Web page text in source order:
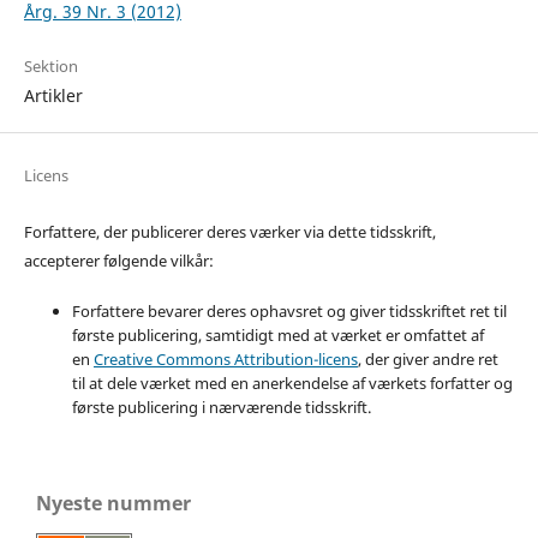
Årg. 39 Nr. 3 (2012)
Sektion
Artikler
Licens
Forfattere, der publicerer deres værker via dette tidsskrift,
accepterer følgende vilkår:
Forfattere bevarer deres ophavsret og giver tidsskriftet ret til
første publicering, samtidigt med at værket er omfattet af
en Creative Commons Attribution-licens, der giver andre ret
til at dele værket med en anerkendelse af værkets forfatter og
første publicering i nærværende tidsskrift.
Nyeste nummer